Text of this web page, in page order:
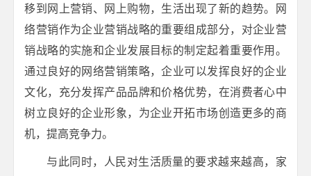
移到网上营销、网上购物，生活出现了新的趋势。网
络营销作为企业营销战略的重要组成部分，对企业营
销战略的实施和企业发展目标的制定起着重要作用。
通过良好的网络营销策略，企业可以发挥良好的企业
文化，充分发挥产品品牌和价格优势，在消费者心中
树立良好的企业形象，为企业开拓市场创造更多的商
机，提高竞争力。
与此同时，人民对生活质量的要求越来越高，家